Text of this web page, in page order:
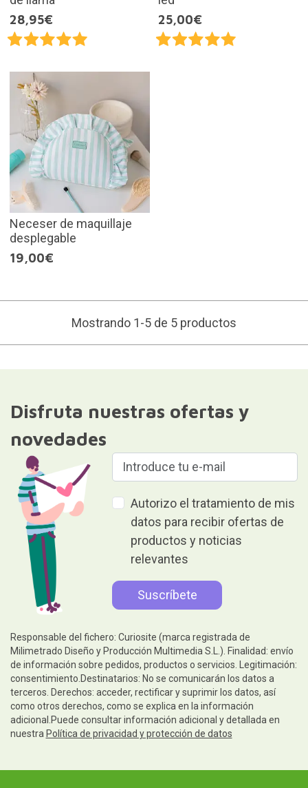
28,95€
25,00€
Neceser de maquillaje
desplegable
19,00€
Mostrando 1-5 de 5 productos
Disfruta nuestras ofertas y
novedades
Autorizo el tratamiento de mis
datos para recibir ofertas de
productos y noticias
relevantes
Responsable del fichero: Curiosite (marca registrada de
Milimetrado Diseño y Producción Multimedia S.L.). Finalidad: envío
de información sobre pedidos, productos o servicios. Legitimación:
consentimiento.Destinatarios: No se comunicarán los datos a
terceros. Derechos: acceder, rectificar y suprimir los datos, así
como otros derechos, como se explica en la información
adicional.Puede consultar información adicional y detallada en
nuestra Política de privacidad y protección de datos